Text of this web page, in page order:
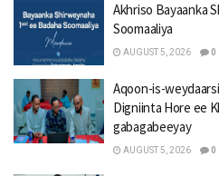
Akhriso Bayaanka
Soomaaliya
AUGUST 5, 2026 0
Aqoon-is-
Digniinta Hore ee
gabagabeeyay
AUGUST 5, 2026 0